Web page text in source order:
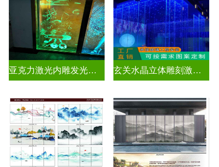
亚克力激光内雕发光通电玻璃 玄关水晶立体雕刻激光内雕发光玻璃背景墙